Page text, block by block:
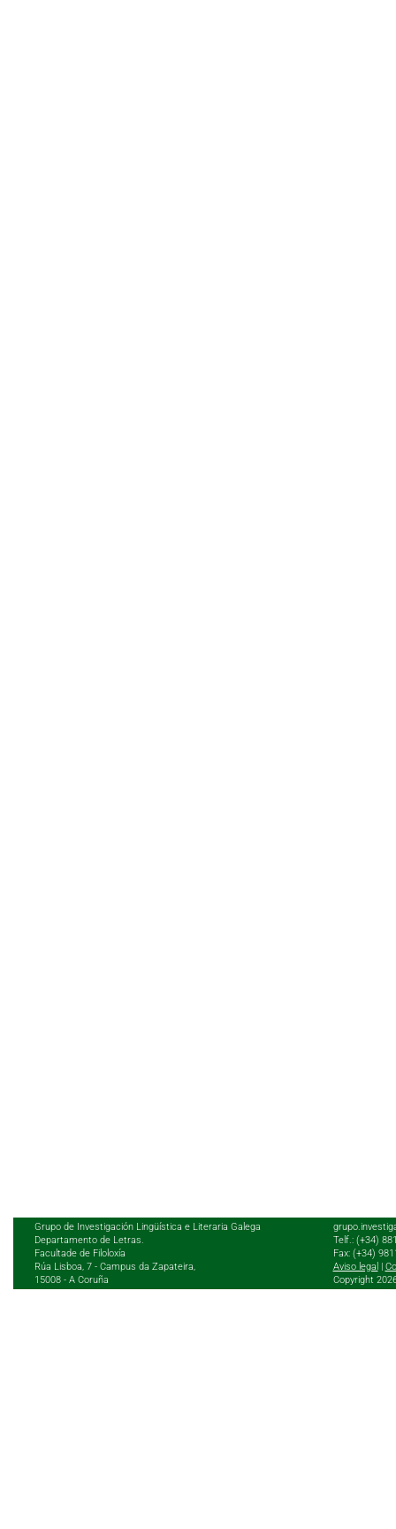
Grupo de Investigación Lingüística e Literaria Galega
Departamento de Letras.
Facultade de Filoloxía
Rúa Lisboa, 7 - Campus da Zapateira,
15008 - A Coruña
Telf.: (+34)
Fax: (+34)
Aviso legal |
Copyright